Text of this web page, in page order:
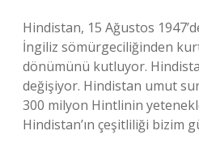
Hindistan, 15 Ağustos
İngiliz sömürgeciliğinden
dönümünü kutluyor.
değişiyor. Hindistan umut
300 milyon Hintlinin
Hindistan’ın çeşitliliği bizim